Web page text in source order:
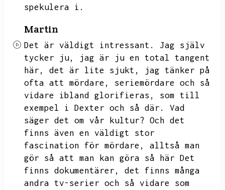
spekulera i.
Martin
Det är väldigt intressant.
Jag själv
tycker ju,
jag är ju en total tangent
här,
det är lite sjukt,
jag tänker på
ofta att mördare,
seriemördare och så
vidare ibland glorifieras,
som till
exempel i Dexter och så där.
Vad
säger det om vår kultur? Och det
finns även en väldigt stor
fascination för mördare,
alltså man
gör så att man kan göra så här Det
finns dokumentärer,
det finns många
andra tv-serier och så vidare som